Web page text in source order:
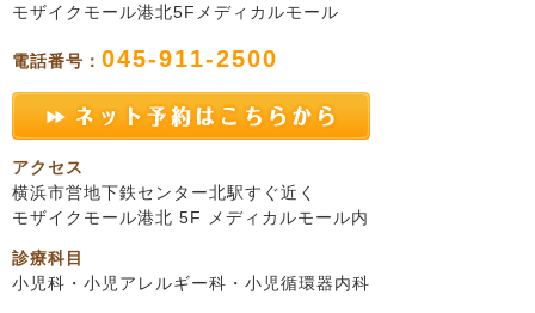
モザイクモール港北5Fメディカルモール
電話番号： 045-911-2500
アクセス
横浜市営地下鉄センター北駅すぐ近く
モザイクモール港北 5F メディカルモール内
診療科目
小児科・小児アレルギー科・小児循環器内科